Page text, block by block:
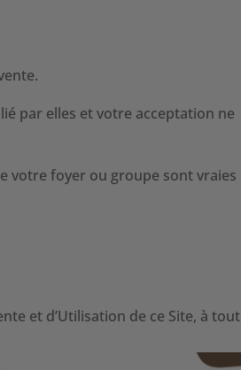
par elles et votre acceptation ne
votre foyer ou groupe sont vraies
et d’Utilisation de ce Site, à tout